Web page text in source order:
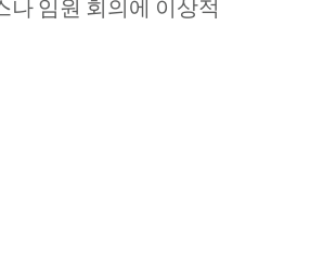
임원 회의에 이상적